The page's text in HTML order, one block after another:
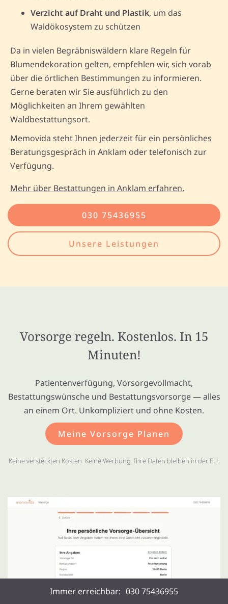
Verzicht auf Draht und Plastik, um das
Waldökosystem zu schützen
Da in vielen Begräbniswäldern klare Regeln für
Blumendekoration gelten, empfehlen wir, sich vorab
über die örtlichen Bestimmungen zu informieren.
Gerne beraten wir Sie ausführlich zu den
Möglichkeiten an Ihrem gewählten
Waldbestattungsort.
Memovida steht Ihnen jederzeit für ein persönliches
Beratungsgespräch in Anklam oder telefonisch zur
Verfügung.
Mehr über Bestattungen in Anklam erfahren.
030 75436955
Unsere Leistungen
Vorsorge regeln. Kostenlos. In 15
Minuten!
Patientenverfügung, Vorsorgevollmacht,
Bestattungswünsche und Bestattungsvorsorge — alles
an einem Ort. Unkompliziert und ohne Kosten.
Meine Vorsorge Planen
Keine versteckten Kosten. Keine Werbung. Ihre Daten bleiben in der EU.
Immer erreichbar: 030 75436955